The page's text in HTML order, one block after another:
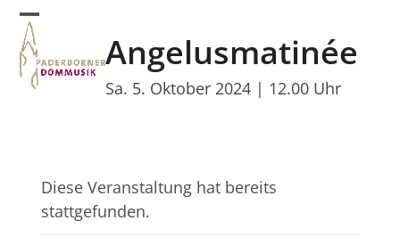
Skip
content
Open
mobile
menu
Close
mobile
menu
Angelusmatinée
Sa. 5. Oktober 2024 | 12.00 Uhr
Diese Veranstaltung hat bereits
stattgefunden.